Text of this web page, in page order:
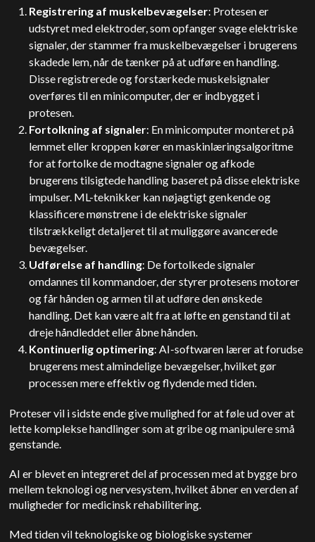
Registrering af muskelbevægelser: Protesen er
udstyret med elektroder, som opfanger svage elektriske
signaler, der stammer fra muskelbevægelser i brugerens
skadede lem, når de tænker på at udføre en handling.
Disse registrerede og forstærkede muskelsignaler
overføres til en minicomputer, der er indbygget i
protesen.
Fortolkning af signaler: En minicomputer monteret på
lemmet eller kroppen kører en maskinlæringsalgoritme
for at fortolke de modtagne signaler og afkode
brugerens tilsigtede handling baseret på disse elektriske
impulser. ML-teknikker kan nøjagtigt genkende og
klassificere mønstrene i de elektriske signaler
tilstrækkeligt detaljeret til at muliggøre avancerede
bevægelser.
Udførelse af handling: De fortolkede signaler
omdannes til kommandoer, der styrer protesens motorer
og får hånden og armen til at udføre den ønskede
handling. Det kan være alt fra at løfte en genstand til at
dreje håndleddet eller åbne hånden.
Kontinuerlig optimering: AI-softwaren lærer at forudse
brugerens mest almindelige bevægelser, hvilket gør
processen mere effektiv og flydende med tiden.
Proteser vil i sidste ende give mulighed for at føle ud over at
lette komplekse handlinger som at gribe og manipulere små
genstande.
AI er blevet en integreret del af processen med at bygge bro
mellem teknologi og nervesystem, hvilket åbner en verden af
muligheder for medicinsk rehabilitering.
Med tiden vil teknologiske og biologiske systemer